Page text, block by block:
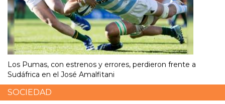
Los Pumas, con estrenos y errores, perdieron frente a
Sudáfrica en el José Amalfitani
SOCIEDAD